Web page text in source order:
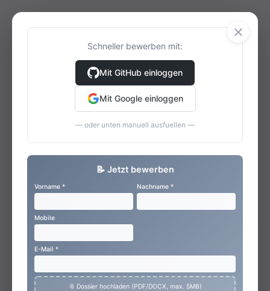
×
Schneller bewerben mit:
Mit GitHub einloggen
Mit Google einloggen
— oder unten manuell ausfuellen —
📝 Jetzt bewerben
Vorname * Nachname *
Mobile
E-Mail *
📎 Dossier hochladen (PDF/DOCX, max. 5MB)